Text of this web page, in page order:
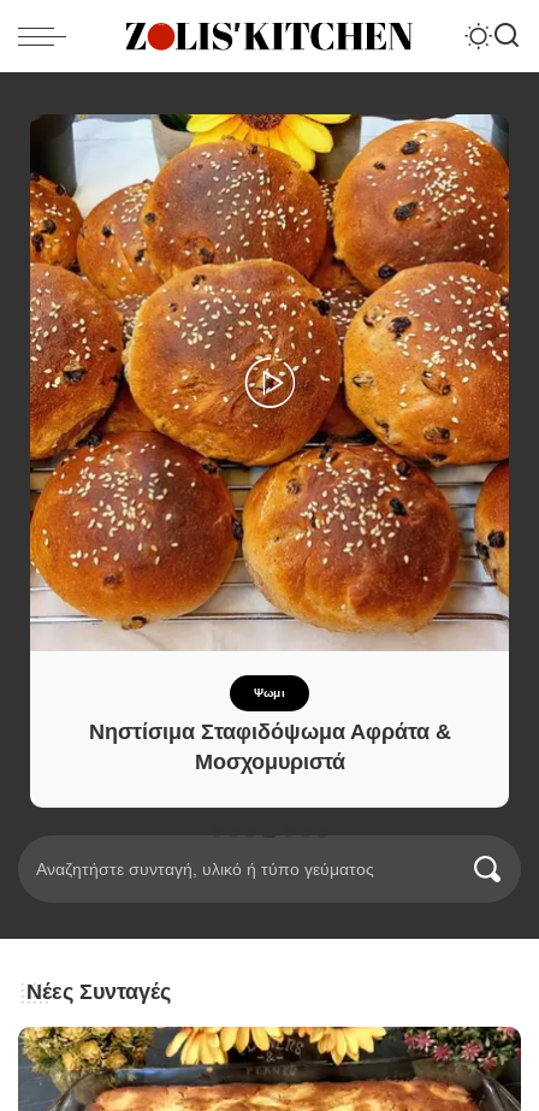
Πίτες και Ζύμες
Τυροπιτάκια σε 5 λεπτά
Νέες Συνταγές